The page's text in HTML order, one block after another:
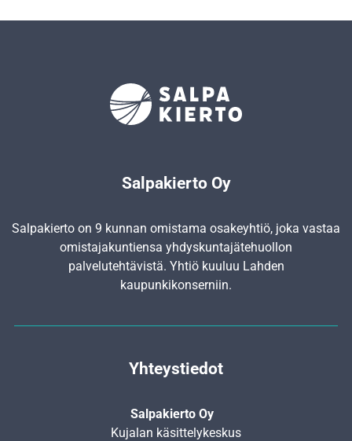
Salpakierto Oy
Salpakierto on 9 kunnan omistama osakeyhtiö, joka vastaa
omistajakuntiensa yhdyskunta­jätehuollon
palvelutehtävistä. Yhtiö kuuluu Lahden
kaupunkikonserniin.
Yhteystiedot
Salpakierto Oy
Kujalan käsittelykeskus